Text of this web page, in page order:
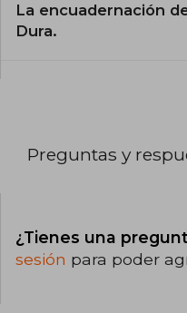
La encuadernación
Dura.
Preguntas y
¿Tienes una
sesión para poder